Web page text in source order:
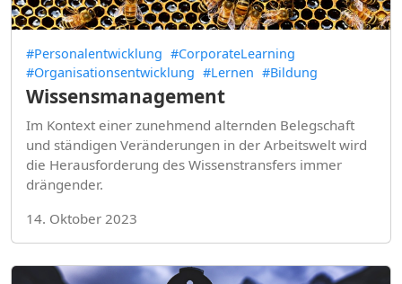
#Personalentwicklung #CorporateLearning
#Organisationsentwicklung #Lernen #Bildung
Wissensmanagement
Im Kontext einer zunehmend alternden Belegschaft
und ständigen Veränderungen in der Arbeitswelt wird
die Herausforderung des Wissenstransfers immer
drängender.
14. Oktober 2023